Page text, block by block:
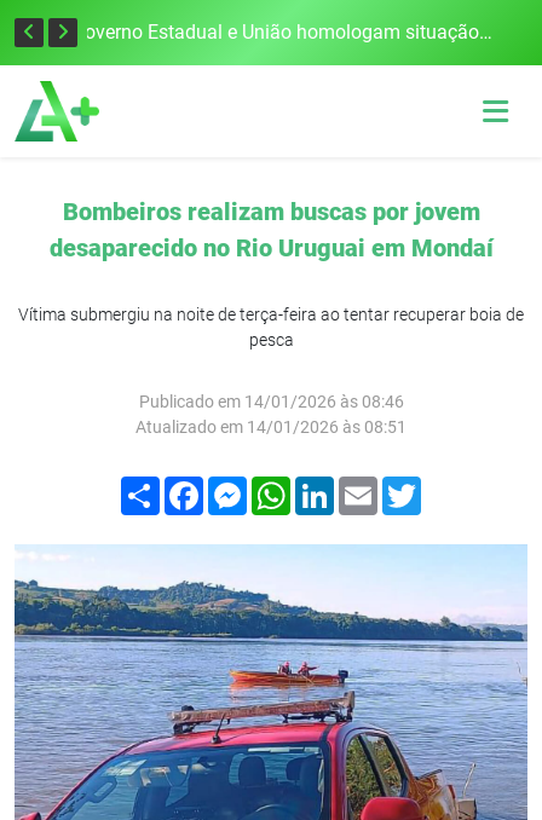
Defesa Civil alerta para risco de tornado e tempestades severas no RS entre esta quinta e sexta-feira Governo Estadual e União homologam situação de emergência em Frederico Westphalen após vendaval
Bombeiros realizam buscas por jovem
desaparecido no Rio Uruguai em Mondaí
Vítima submergiu na noite de terça-feira ao tentar recuperar boia de
pesca
Publicado em 14/01/2026 às 08:46
Atualizado em 14/01/2026 às 08:51
Compartilhar
FacebookMessenger
WhatsApp
LinkedIn
Email